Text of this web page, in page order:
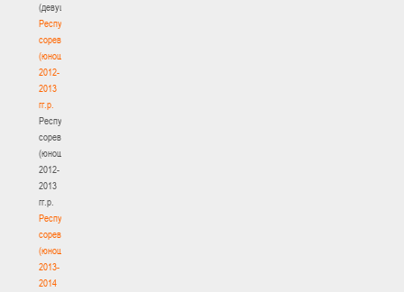
(девушки)
Республиканские
соревнования
(юноши)
2012-
2013
гг.р.
Республиканские
соревнования
(юноши)
2012-
2013
гг.р.
Республиканские
соревнования
(юноши)
2013-
2014